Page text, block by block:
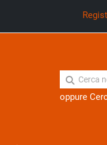
oppure